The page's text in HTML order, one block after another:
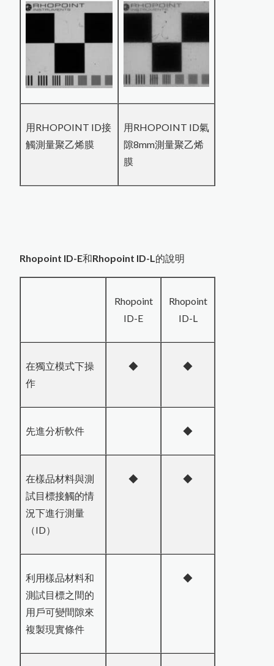
用RHOPOINT ID接
觸測量聚乙烯膜
用RHOPOINT ID氣
隙8mm測量聚乙烯
膜
Rhopoint ID-E和Rhopoint ID-L 的說明
Rhopoint
ID-E
Rhopoint
ID-L
在獨立模式下操
作
◆ ◆
先進分析軟件 ◆
在樣品材料與測
試目標接觸的情
況下進行測量
（ID）
◆ ◆
利用樣品材料和
測試目標之間的
用戶可變間隙來
複製現實條件
◆